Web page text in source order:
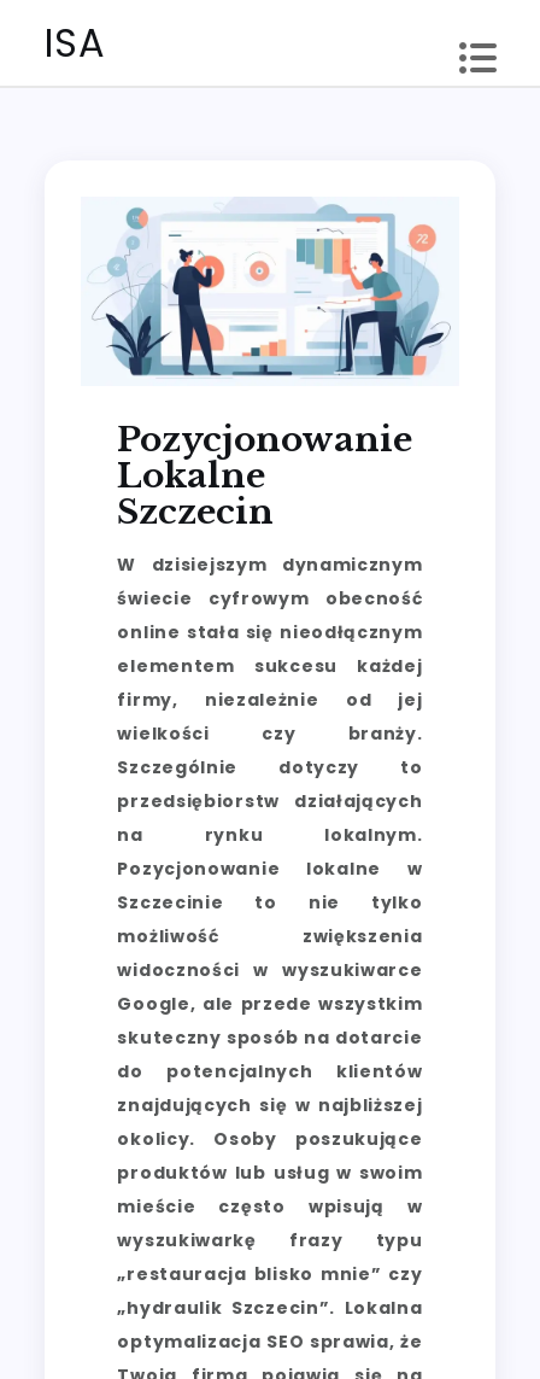
ISA
Pozycjonowanie
Lokalne
Szczecin
W dzisiejszym dynamicznym
świecie cyfrowym obecność
online stała się nieodłącznym
elementem sukcesu każdej
firmy, niezależnie od jej
wielkości czy branży.
Szczególnie dotyczy to
przedsiębiorstw działających
na rynku lokalnym.
Pozycjonowanie lokalne w
Szczecinie to nie tylko
możliwość zwiększenia
widoczności w wyszukiwarce
Google, ale przede wszystkim
skuteczny sposób na dotarcie
do potencjalnych klientów
znajdujących się w najbliższej
okolicy. Osoby poszukujące
produktów lub usług w swoim
mieście często wpisują w
wyszukiwarkę frazy typu
„restauracja blisko mnie” czy
„hydraulik Szczecin”. Lokalna
optymalizacja SEO sprawia, że